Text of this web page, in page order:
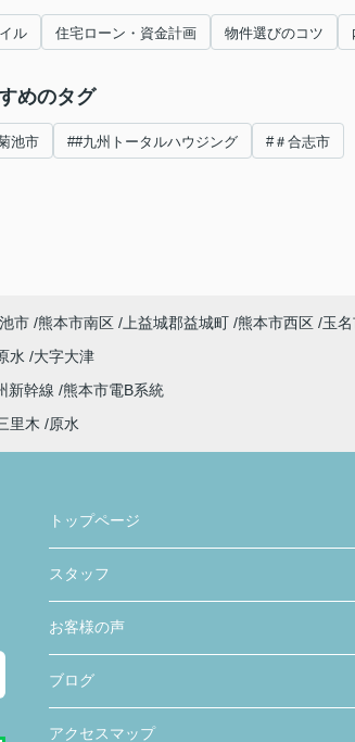
ル 住宅ローン・資金計画 物件選びのコツ
めのタグ
池市 ##九州トータルハウジング #＃合志市
市 熊本市南区 上益城郡益城町 熊本市西区 玉
水
大字大津
新幹線 熊本市電B系統
里木 原水
トップページ
スタッフ
お客様の声
ブログ
アクセスマップ